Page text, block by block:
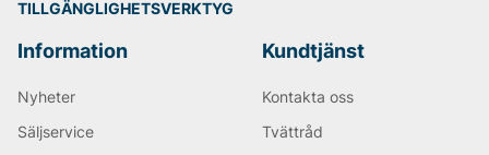
TILLGÄNGLIGHETSVERKTYG
Information
Nyheter
Säljservice
Kundtjänst
Kontakta oss
Tvättråd